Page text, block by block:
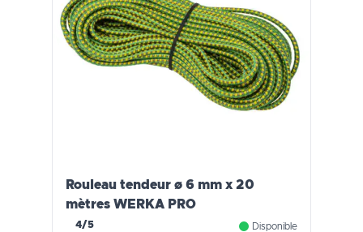
Rouleau tendeur ø 6 mm x 20
mètres WERKA PRO
4/5 Disponible